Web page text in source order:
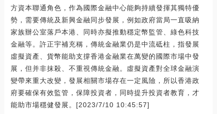
方資本聯通角色，作為國際金融中心能夠持續發揮其獨特優
勢，需要傳統及新興金融同步發展，例如政府當局一直吸納
家族辦公室落戶本港、同時亦擬推動穩定幣監管、綠色科技
金融等。許正宇補充稱，傳統金融業仍是中流砥柱，指發展
虛擬資產、貨幣能助支撐香港金融業在萬變的國際市場中發
展，但并非抹殺、不重視傳統金融。虛擬資產對全球金融演
變帶來重大改變，發展相關市場存在一定風險，所以香港政
府要確保有效監管，保障投資者，同時提升投資者教育，才
能助市場穩健發展。[2023/7/10 10:45:57]